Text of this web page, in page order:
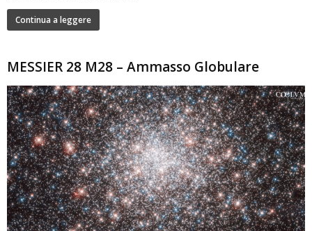
Continua a leggere
MESSIER 28 M28 – Ammasso Globulare